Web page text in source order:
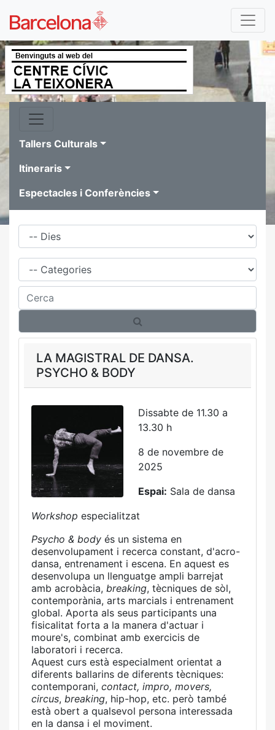
Tallers Culturals
Itineraris
Espectacles i Conferències
Dies
Família
Cerca
LA MAGISTRAL DE DANSA.
PSYCHO & BODY
Dissabte de 11.30 a
13.30 h
8 de novembre de
2025
Espai: Sala de dansa
Workshop especialitzat
Psycho & body és un sistema en
desenvolupament i recerca constant, d'acro-
dansa, entrenament i escena. En aquest es
desenvolupa un llenguatge ampli barrejat
amb acrobàcia, breaking, tècniques de sòl,
contemporània, arts marcials i entrenament
global. Aporta als seus participants una
fisicalitat forta a la manera d'actuar i
moure's, combinat amb exercicis de
laboratori i recerca.
Aquest curs està especialment orientat a
diferents ballarins de diferents tècniques:
contemporani, contact, impro, movers,
circus, breaking, hip-hop, etc. però també
està obert a qualsevol persona interessada
en la dansa i el moviment.